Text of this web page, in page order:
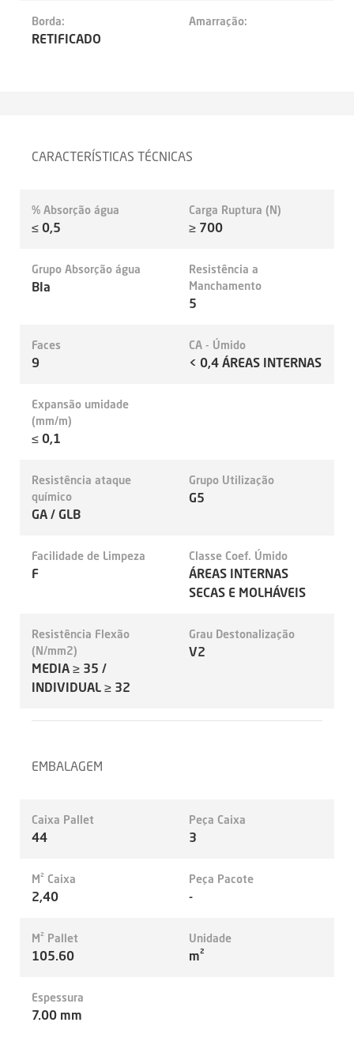
Borda:
RETIFICADO
Amarração:
CARACTERÍSTICAS TÉCNICAS
% Absorção água
≤ 0,5
Carga Ruptura (N)
≥ 700
Grupo Absorção água
BIa
Resistência a
Manchamento
5
Faces
9
CA - Úmido
< 0,4 ÁREAS INTERNAS
Expansão umidade
(mm/m)
≤ 0,1
Resistência ataque
químico
GA / GLB
Grupo Utilização
G5
Facilidade de Limpeza
F
Classe Coef. Úmido
ÁREAS INTERNAS
SECAS E MOLHÁVEIS
Resistência Flexão
(N/mm2)
MEDIA ≥ 35 /
INDIVIDUAL ≥ 32
Grau Destonalização
V2
EMBALAGEM
Caixa Pallet
44
Peça Caixa
3
M² Caixa
2,40
Peça Pacote
-
M² Pallet
105.60
Unidade
m²
Espessura
7.00 mm